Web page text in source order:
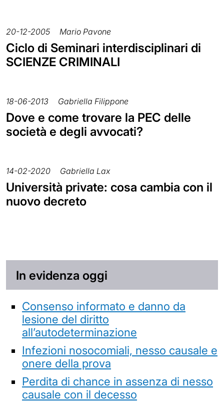
20-12-2005 Mario Pavone
Ciclo di Seminari interdisciplinari di
SCIENZE CRIMINALI
18-06-2013 Gabriella Filippone
Dove e come trovare la PEC delle
società e degli avvocati?
14-02-2020 Gabriella Lax
Università private: cosa cambia con il
nuovo decreto
In evidenza oggi
Consenso informato e danno da
lesione del diritto
all’autodeterminazione
Infezioni nosocomiali, nesso causale e
onere della prova
Perdita di chance in assenza di nesso
causale con il decesso